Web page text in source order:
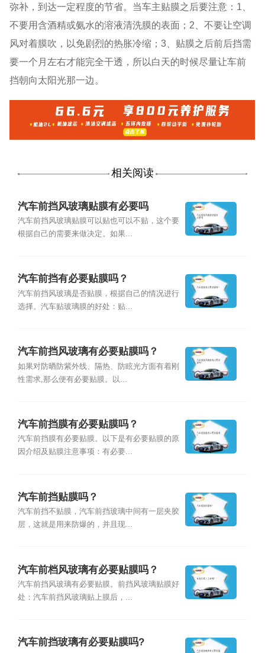
弥补，到达一定程度的节省。当车主贴膜之后要注意：1、
不要用含酒精或氨水的溶液清洗膜的表面；2、不要让空调
风对着膜吹，以免剧烈的热胀冷缩；3、贴膜之后前后挡需
要一个月左右才能完全干透，所以白天的时候尽量让车前
挡朝向太阳光那一边。
相关阅读
汽车前挡风玻璃贴膜有必要吗
汽车前挡风玻璃贴膜可以贴也可以不贴，这个要
根据自己的需要来做决定。如果...
汽车前挡有必要贴膜吗？
汽车前挡风玻璃是否贴膜，根据自己的情况进行
选择。汽车贴玻璃膜的好处：贴...
汽车前挡风玻璃有必要贴膜吗？
如果对防晒防紫外线、隔热、防眩光方面有着刚
性需求,那么便有必要贴膜。以...
汽车前挡膜有必要贴膜吗？
汽车前挡膜有必要贴膜。以下是有必要贴膜的原
因介绍及贴膜注意事项：有必要...
汽车前挡贴膜吗？
汽车前挡不贴膜，汽车前挡玻璃中间有一层夹胶
层，这就是用来防爆的，并且现...
汽车前档风玻璃有必要贴膜吗？
汽车前挡风玻璃有必要贴膜。前挡风玻璃贴膜好
处：汽车前挡风玻璃贴上膜后，...
汽车前挡玻璃有必要贴膜吗?